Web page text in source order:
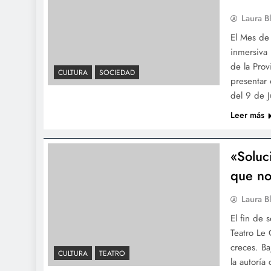
Denuncian que Adorni le
pagó en dólares un año de
CULTURA SOCIEDAD
Laura
El Mes
de la
presentar
del 9 de
Leer más
CULTURA TEATRO
que
Laura
El fin de
Teatro
creces.
la autoría